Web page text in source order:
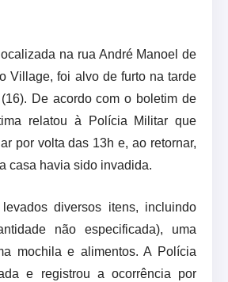
na rua André Manoel de
Village, foi alvo de furto na tarde
De acordo com o boletim de
relatou à Polícia Militar que
por volta das 13h e, ao retornar,
casa havia sido invadida.
diversos itens, incluindo
não especificada), uma
mochila e alimentos. A Polícia
e registrou a ocorrência por